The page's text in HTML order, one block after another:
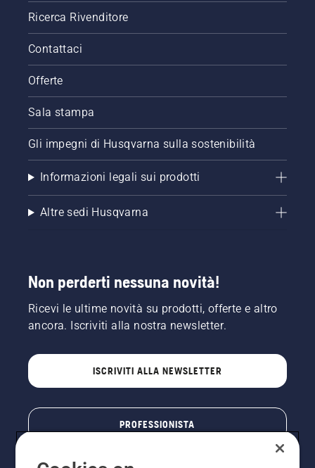
Ricerca Rivenditore
Contattaci
Offerte
Sala stampa
Gli impegni di Husqvarna sulla sostenibilità
Informazioni legali sui prodotti
Altre sedi Husqvarna
Non perderti nessuna novità!
Ricevi le ultime novità su prodotti, offerte e altro
ancora. Iscriviti alla nostra newsletter.
ISCRIVITI ALLA NEWSLETTER
PROFESSIONISTA